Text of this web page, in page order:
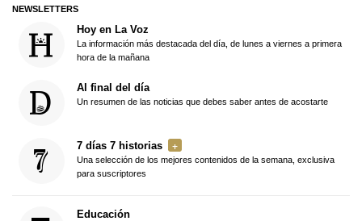
NEWSLETTERS
Hoy en La Voz
La información más destacada del día, de lunes a viernes a primera
hora de la mañana
Al final del día
Un resumen de las noticias que debes saber antes de acostarte
7 días 7 historias
Una selección de los mejores contenidos de la semana, exclusiva
para suscriptores
Educación